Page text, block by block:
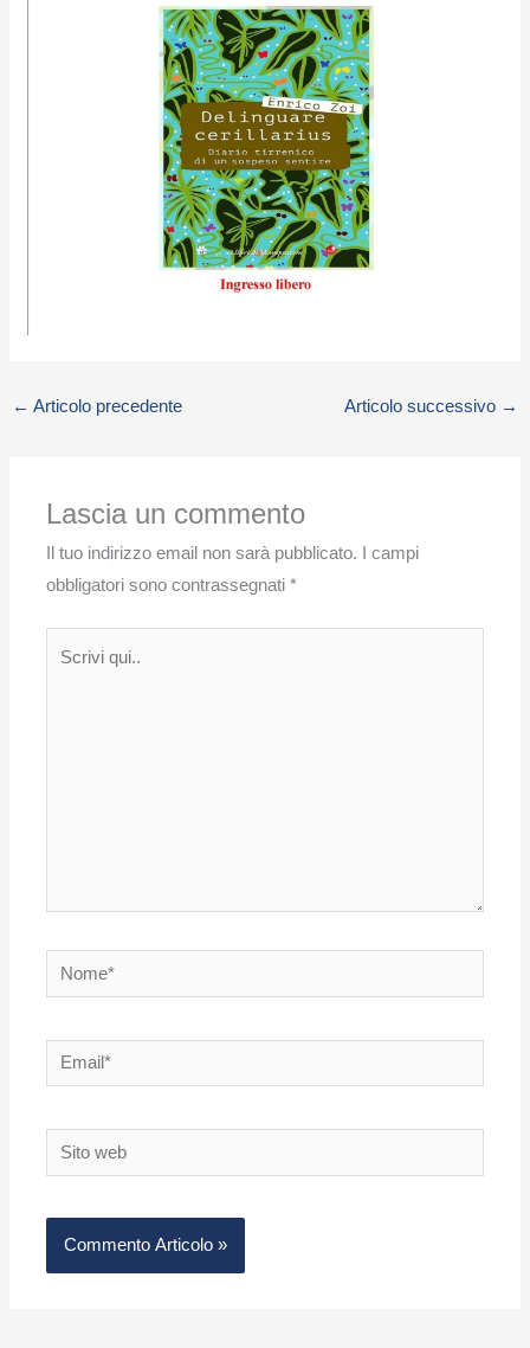
← Articolo precedente Articolo successivo →
Lascia un commento
Il tuo indirizzo email non sarà pubblicato.
I campi
obbligatori sono contrassegnati*
Nome*
Email*
Sito
web